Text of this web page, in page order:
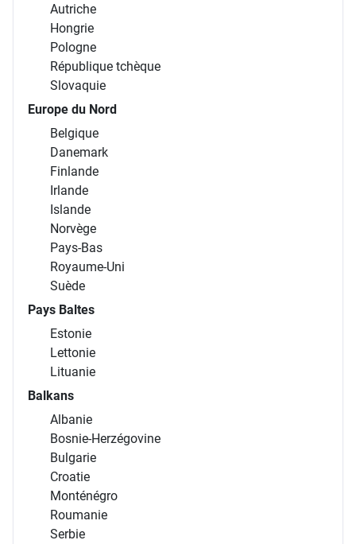
Autriche
Hongrie
Pologne
République tchèque
Slovaquie
Europe du Nord
Belgique
Danemark
Finlande
Irlande
Islande
Norvège
Pays-Bas
Royaume-Uni
Suède
Pays Baltes
Estonie
Lettonie
Lituanie
Balkans
Albanie
Bosnie-Herzégovine
Bulgarie
Croatie
Monténégro
Roumanie
Serbie